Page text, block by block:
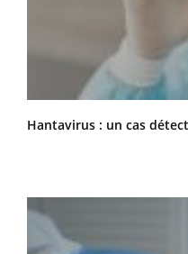
Hantavirus : un cas